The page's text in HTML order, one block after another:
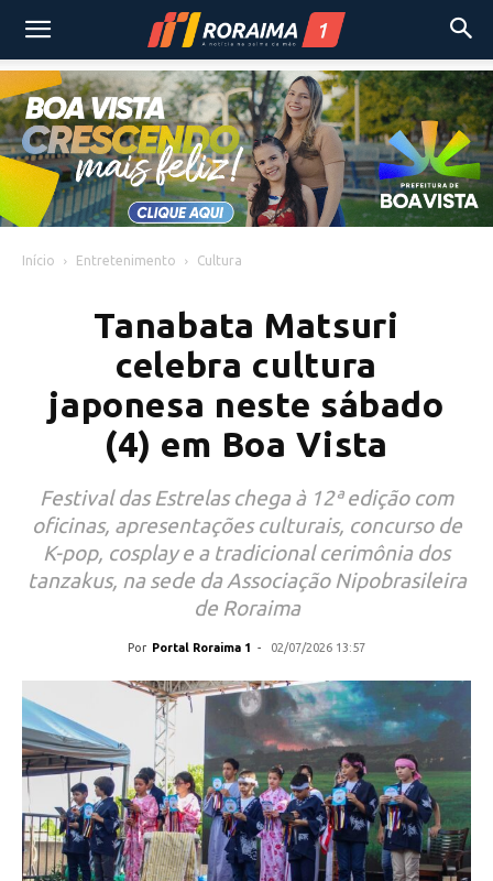
Início Entretenimento Cultura
Tanabata Matsuri
celebra cultura
japonesa neste sábado
(4) em Boa Vista
Festival das Estrelas chega à 12ª edição com
oficinas, apresentações culturais, concurso de
K-pop, cosplay e a tradicional cerimônia dos
tanzakus, na sede da Associação Nipobrasileira
de Roraima
Por Portal Roraima 1 - 02/07/2026 13:57